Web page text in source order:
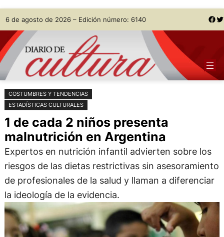
Saltar
al
contenido
Skip
to
content
6 de agosto de 2026 – Edición número: 6140 Facebook Twitter
COSTUMBRES Y TENDENCIAS
ESTADÍSTICAS CULTURALES
1 de cada 2 niños presenta
malnutrición en Argentina
Expertos en nutrición infantil advierten sobre los
riesgos de las dietas restrictivas sin asesoramiento
de profesionales de la salud y llaman a diferenciar
la ideología de la evidencia.